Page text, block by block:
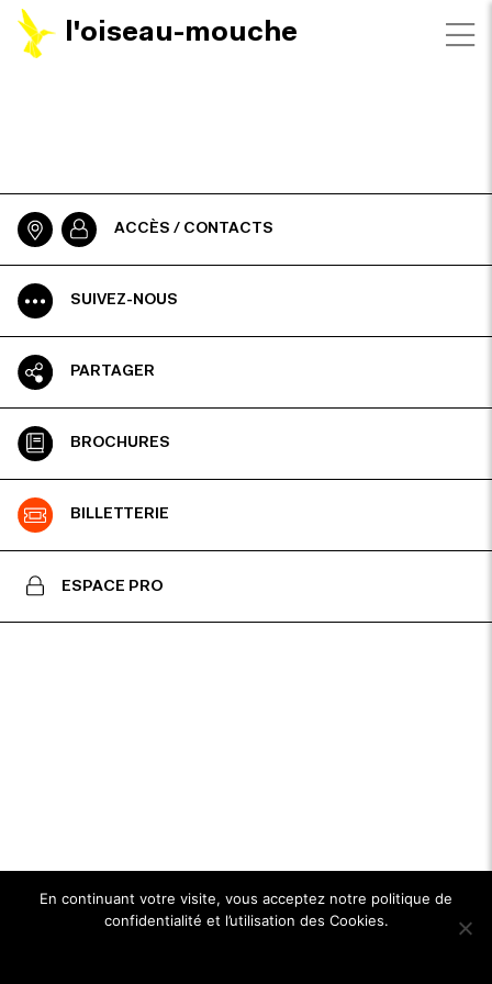
l'oiseau-mouche
ACCÈS / CONTACTS
SUIVEZ-NOUS
PARTAGER
BROCHURES
BILLETTERIE
ESPACE PRO
En continuant votre visite, vous acceptez notre politique de
confidentialité et l’utilisation des Cookies.